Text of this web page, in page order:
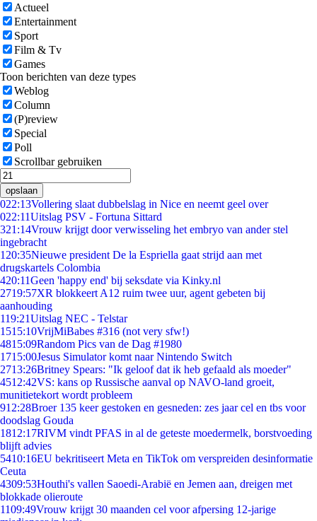
Actueel
Entertainment
Sport
Film & Tv
Games
Toon berichten van deze types
Weblog
Column
(P)review
Special
Poll
Scrollbar gebruiken
opslaan
022:13Vollering slaat dubbelslag in Nice en neemt geel over
022:11Uitslag PSV - Fortuna Sittard
321:14Vrouw krijgt door verwisseling het embryo van ander stel
ingebracht
1 20:35Nieuwe president De la Espriella gaat strijd aan met
drugskartels Colombia
420:11Geen 'happy end' bij seksdate via Kinky.nl
2719:57XR blokkeert A12 ruim twee uur, agent gebeten bij
aanhouding
119:21Uitslag NEC - Telstar
1515:10VrijMiBabes #316 (not very sfw!)
4815:09Random Pics van de Dag #1980
1715:00Jesus Simulator komt naar Nintendo Switch
2713:26Britney Spears: "Ik geloof dat ik heb gefaald als moeder"
4512:42VS: kans op Russische aanval op NAVO-land groeit,
munitietekort wordt probleem
912:28Broer 135 keer gestoken en gesneden: zes jaar cel en tbs voor
doodslag Gouda
1812:17RIVM vindt PFAS in al de geteste moedermelk, borstvoeding
blijft advies
5410:16EU bekritiseert Meta en TikTok om verspreiden desinformatie
Ceuta
4309:53Houthi's vallen Saoedi-Arabië en Jemen aan, dreigen met
blokkade olieroute
1109:49Vrouw krijgt 30 maanden cel voor afpersing 12-jarige